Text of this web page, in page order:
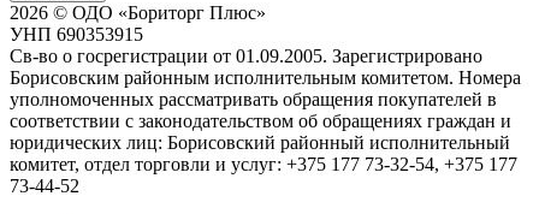
2026 © ОДО «Бориторг Плюс»
УНП 690353915
Св-во о госрегистрации от 01.09.2005. Зарегистрировано
Борисовским районным исполнительным комитетом. Номера
уполномоченных рассматривать обращения покупателей в
соответствии с законодательством об обращениях граждан и
юридических лиц: Борисовский районный исполнительный
комитет, отдел торговли и услуг: +375 177 73-32-54, +375 177
73-44-52